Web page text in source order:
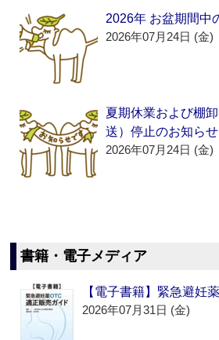
2026年 お盆期間中
2026年07月24日 (金)
夏期休業および棚
送）停止のお知らせ
2026年07月24日 (金)
書籍・電子メディア
【電子書籍】緊急避妊
2026年07月31日 (金)